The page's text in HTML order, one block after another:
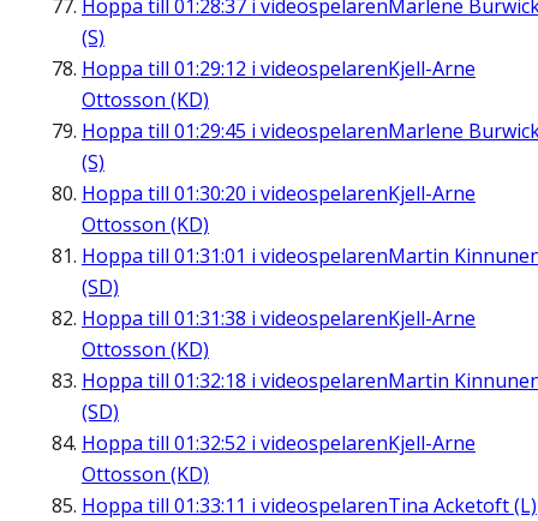
Hoppa till 01:28:37 i videospelarenMarlene
(S)
Hoppa till 01:29:12 i videospelarenKjell-Arne
Ottosson (KD)
Hoppa till 01:29:45 i videospelarenMarlene
(S)
Hoppa till 01:30:20 i videospelarenKjell-Arne
Ottosson (KD)
Hoppa till 01:31:01 i videospelarenMartin
(SD)
Hoppa till 01:31:38 i videospelarenKjell-Arne
Ottosson (KD)
Hoppa till 01:32:18 i videospelarenMartin
(SD)
Hoppa till 01:32:52 i videospelarenKjell-Arne
Ottosson (KD)
Hoppa till 01:33:11 i videospelarenTina Acketoft (L)